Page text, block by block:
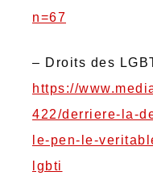
n=67
– Droits des
https://
422/derriere-la-
le-pen-le-
lgbti